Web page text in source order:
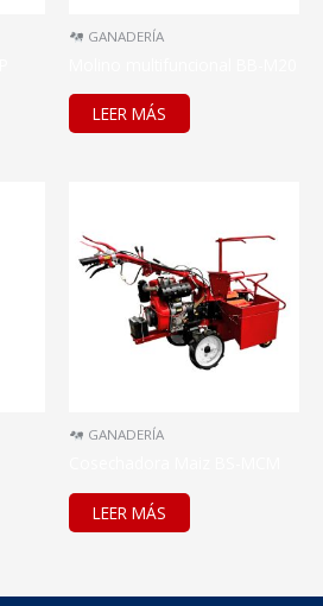
GANADERÍA
LEER MÁS
GANADERÍA
LEER MÁS